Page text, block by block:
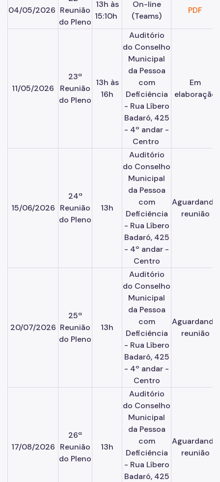
04/05/2026 Reunião
do Pleno
13h às
15:10h
On-line
(Teams)
PDF
11/05/2026
23ª
Reunião
do Pleno
13h às
16h
Auditório
do Conselho
Municipal
da Pessoa
com
Deficiência
- Rua Líbero
Badaró, 425
- 4º andar -
Centro
Em
elaboração
15/06/2026
24ª
Reunião
do Pleno
13h
Auditório
do Conselho
Municipal
da Pessoa
com
Deficiência
- Rua Líbero
Badaró, 425
- 4º andar -
Centro
Aguardando
reunião
20/07/2026
25ª
Reunião
do Pleno
13h
Auditório
do Conselho
Municipal
da Pessoa
com
Deficiência
- Rua Líbero
Badaró, 425
- 4º andar -
Centro
Aguardando
reunião
17/08/2026
26ª
Reunião
do Pleno
13h
Auditório
do Conselho
Municipal
da Pessoa
com
Deficiência
- Rua Líbero
Badaró, 425
Aguardando
reunião